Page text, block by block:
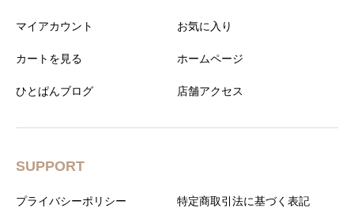
マイアカウント お気に入り
カートを見る ホームページ
ひとぱんブログ 店舗アクセス
SUPPORT
プライバシーポリシー 特定商取引法に基づく表記